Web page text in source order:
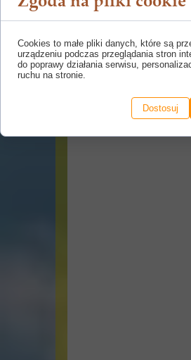
Cookies to małe pliki danych, które są
urządzeniu podczas przeglądania stron
do poprawy działania serwisu,
ruchu na stronie.
Dostosuj